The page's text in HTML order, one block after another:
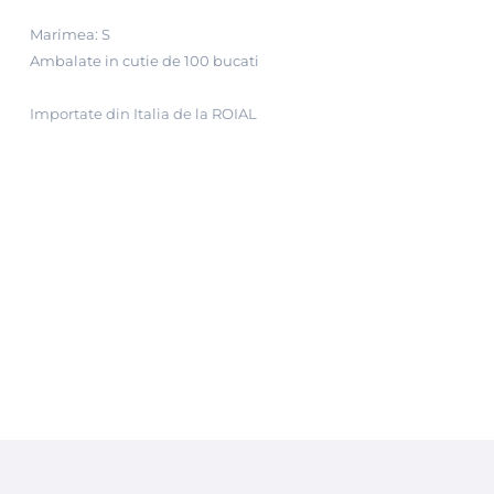
Marimea: S
Ambalate in cutie de 100 bucati
Importate din Italia de la ROIAL